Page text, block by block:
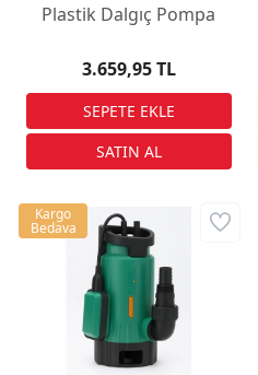
Plastik Dalgıç Pompa
3.659,95 TL
Kargo
Bedava